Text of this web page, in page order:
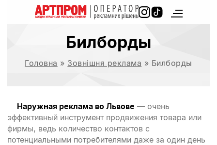
Билборды
Головна » Зовнішня реклама » Билборды
Наружная реклама во Львове — очень
эффективный инструмент продвижения товара или
фирмы, ведь количество контактов с
потенциальными потребителями даже за один день